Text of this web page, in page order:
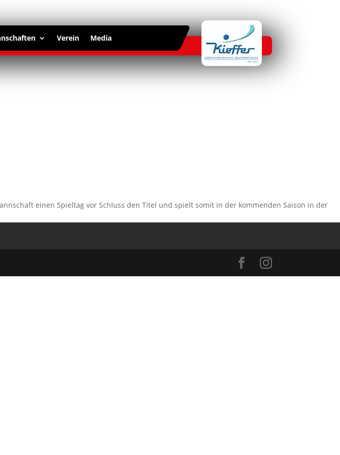
Verein Media
einen Spieltag vor Schluss den Titel und spielt somit in der kommenden Saison in der